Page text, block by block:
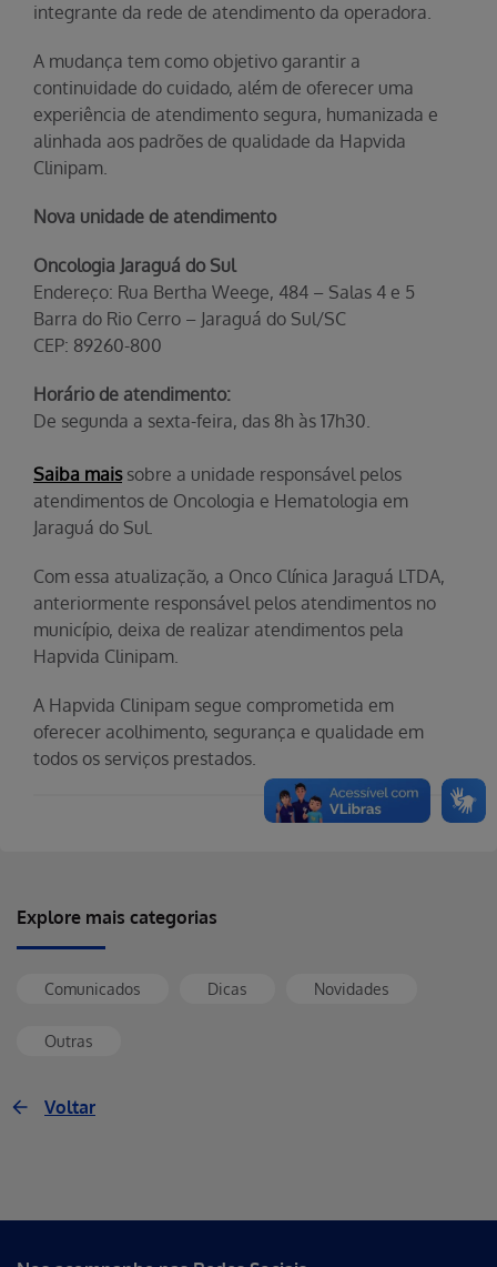
integrante da rede de atendimento da operadora.
A mudança tem como objetivo garantir a
continuidade do cuidado, além de oferecer uma
experiência de atendimento segura, humanizada e
alinhada aos padrões de qualidade da Hapvida
Clinipam.
Nova unidade de atendimento
Oncologia Jaraguá do Sul
Endereço: Rua Bertha Weege, 484 – Salas 4 e 5
Barra do Rio Cerro – Jaraguá do Sul/SC
CEP: 89260-800
Horário de atendimento:
De segunda a sexta-feira, das 8h às 17h30.
Saiba maissobre a unidade responsável pelos
atendimentos de Oncologia e Hematologia em
Jaraguá do Sul.
Com essa atualização, a Onco Clínica Jaraguá LTDA,
anteriormente responsável pelos atendimentos no
município, deixa de realizar atendimentos pela
Hapvida Clinipam.
A Hapvida Clinipam segue comprometida em
oferecer acolhimento, segurança e qualidade em
todos os serviços prestados.
Explore mais categorias
Comunicados Dicas Novidades
Outras
Voltar